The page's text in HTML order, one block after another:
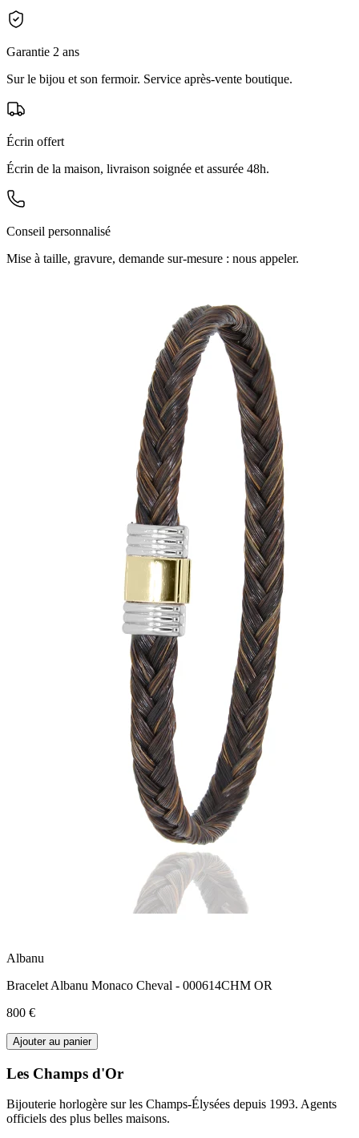
Garantie 2 ans
Sur le bijou et son fermoir. Service après-vente boutique.
Écrin offert
Écrin de la maison, livraison soignée et assurée 48h.
Conseil personnalisé
Mise à taille, gravure, demande sur-mesure : nous appeler.
Albanu
Bracelet Albanu Monaco Cheval - 000614CHM OR
800 €
Ajouter au panier
Les Champs d'Or
Bijouterie horlogère sur les Champs-Élysées depuis 1993. Agents
officiels des plus belles maisons.